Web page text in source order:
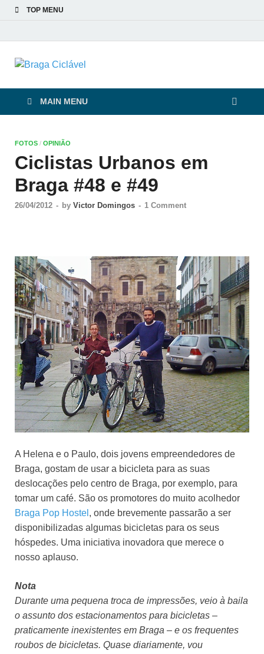
TOP MENU
Braga Ciclável
MAIN MENU
FOTOS / OPINIÃO
Ciclistas Urbanos em
Braga #48 e #49
26/04/2012 - by Victor Domingos - 1 Comment
A Helena e o Paulo, dois jovens empreendedores de
Braga, gostam de usar a bicicleta para as suas
deslocações pelo centro de Braga, por exemplo, para
tomar um café. São os promotores do muito acolhedor
Braga Pop Hostel , onde brevemente passarão a ser
disponibilizadas algumas bicicletas para os seus
hóspedes. Uma iniciativa inovadora que merece o
nosso aplauso.
Nota
Durante uma pequena troca de impressões, veio à baila
o assunto dos estacionamentos para bicicletas –
praticamente inexistentes em Braga – e os frequentes
roubos de bicicletas. Quase diariamente, vou